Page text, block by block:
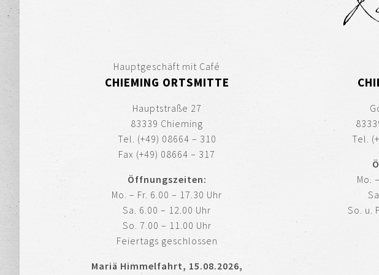
Hauptgeschäft mit Café
CHIEMING ORTSMITTE
Hauptstraße 27
83339 Chieming
Tel. (+49) 08664 – 310
Fax (+49) 08664 – 317
Öffnungszeiten:
Mo. – Fr. 6.00 – 17.30 Uhr
Sa. 6.00 – 12.00 Uhr
So. 7.00 – 11.00 Uhr
Feiertags geschlossen
Mariä Himmelfahrt, 15.08.2026,
Tel.
Mo.
So. u.